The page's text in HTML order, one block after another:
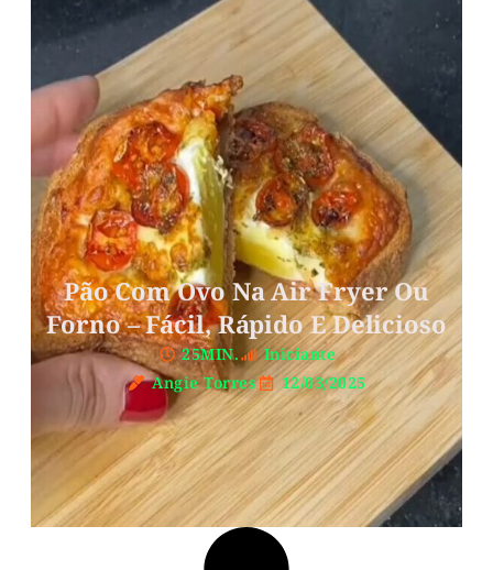
Pão Com Ovo Na Air Fryer Ou
Forno – Fácil, Rápido E Delicioso
25MIN.
Iniciante
Angie Torres
12/03/2025